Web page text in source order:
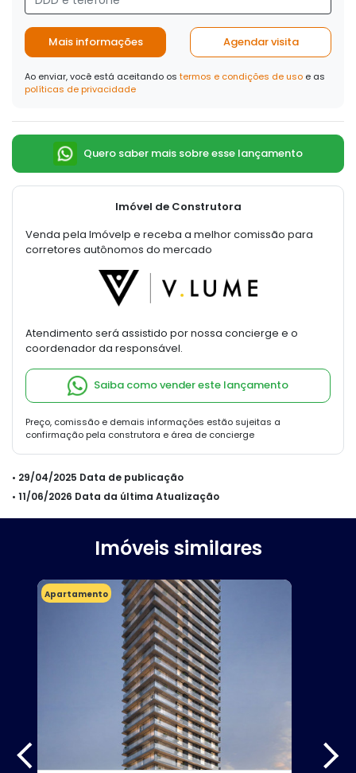
Mais informações Agendar visita
Ao enviar, você está aceitando os termos e condições de uso e as
políticas de privacidade
Quero saber mais sobre esse lançamento
Imóvel de Construtora
Venda pela Imóvelp e receba a melhor comissão para
corretores autônomos do mercado
Atendimento será assistido por nossa concierge e o
coordenador da responsável.
Saiba como vender este lançamento
Preço, comissão e demais informações estão sujeitas a
confirmação pela construtora e área de concierge
• 29/04/2025 Data de publicação
• 11/06/2026 Data da última Atualização
Imóveis similares
Apartamento